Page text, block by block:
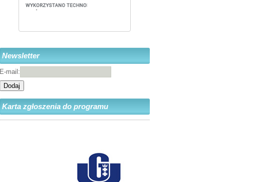
Newsletter
E-mail:
Dodaj
Karta zgłoszenia do programu